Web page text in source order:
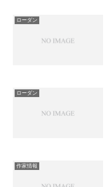
ローダン
ローダン
作家情報